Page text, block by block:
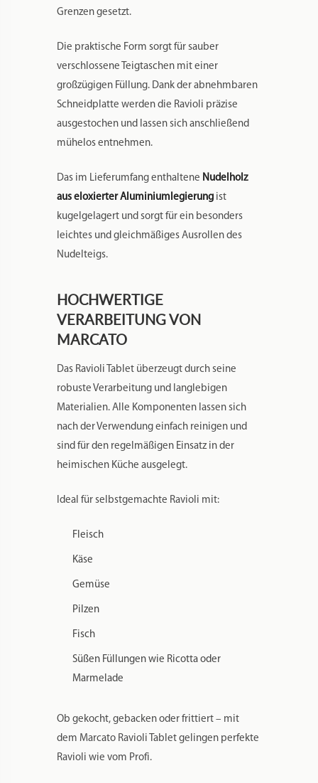
Grenzen gesetzt.
Die praktische Form sorgt für sauber
verschlossene Teigtaschen mit einer
großzügigen Füllung. Dank der abnehmbaren
Schneidplatte werden die Ravioli präzise
ausgestochen und lassen sich anschließend
mühelos entnehmen.
Das im Lieferumfang enthaltene Nudelholz
aus eloxierter Aluminiumlegierungist
kugelgelagert und sorgt für ein besonders
leichtes und gleichmäßiges Ausrollen des
Nudelteigs.
HOCHWERTIGE
VERARBEITUNG VON
MARCATO
Das Ravioli Tablet überzeugt durch seine
robuste Verarbeitung und langlebigen
Materialien. Alle Komponenten lassen sich
nach der Verwendung einfach reinigen und
sind für den regelmäßigen Einsatz in der
heimischen Küche ausgelegt.
Ideal für selbstgemachte Ravioli mit:
Fleisch
Käse
Gemüse
Pilzen
Fisch
Süßen Füllungen wie Ricotta oder
Marmelade
Ob gekocht, gebacken oder frittiert – mit
dem Marcato Ravioli Tablet gelingen perfekte
Ravioli wie vom Profi.